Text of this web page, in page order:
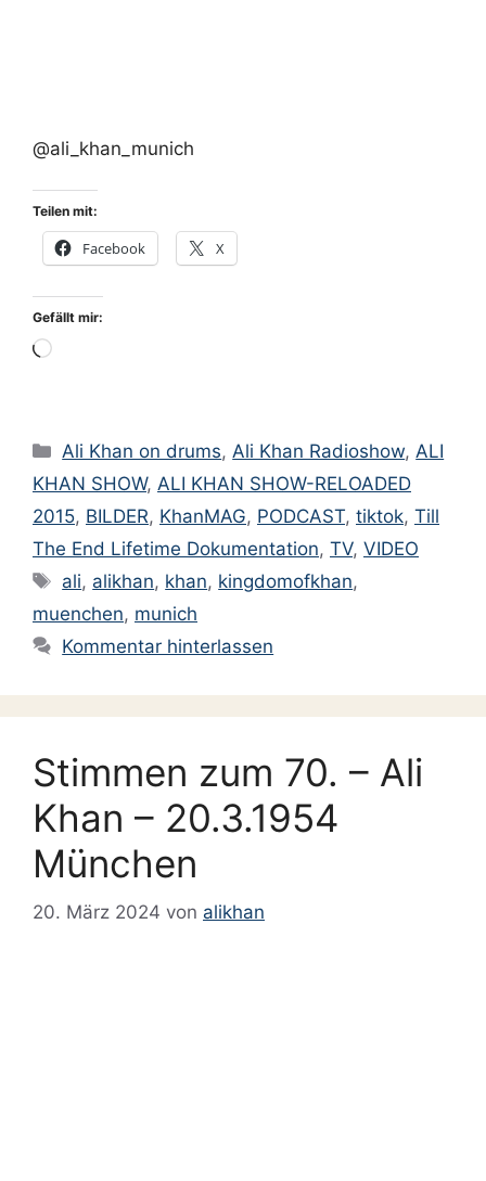
@ali_khan_munich
Teilen mit:
Facebook X
Gefällt mir:
Wird
Kategorien
Ali Khan on drums,Ali Khan Radioshow,ALI
KHAN SHOW, ALI KHAN SHOW-RELOADED
2015, BILDER, KhanMAG, PODCAST, tiktok, Till
The End Lifetime Dokumentation, TV, VIDEO
Schlagwörter
ali, alikhan, khan, kingdomofkhan,
muenchen, munich
Kommentar hinterlassen
Stimmen zum 70. – Ali
Khan – 20.3.1954
München
20. März 2024 von alikhan